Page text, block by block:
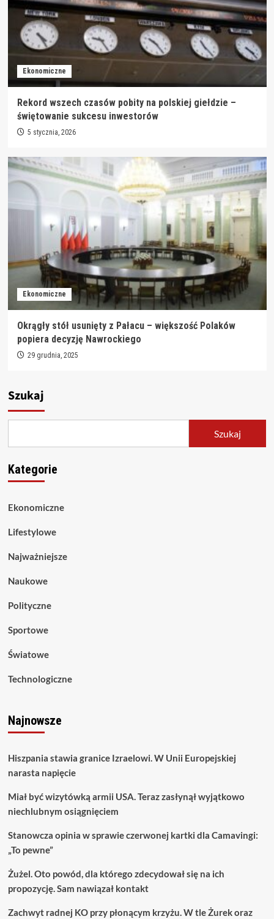
Ekonomiczne
Rekord wszech czasów pobity na polskiej giełdzie –
świętowanie sukcesu inwestorów
5 stycznia, 2026
Ekonomiczne
Okrągły stół usunięty z Pałacu – większość Polaków
popiera decyzję Nawrockiego
29 grudnia, 2025
Szukaj
Szukaj
Kategorie
Ekonomiczne
Lifestylowe
Najważniejsze
Naukowe
Polityczne
Sportowe
Światowe
Technologiczne
Najnowsze
Hiszpania stawia granice Izraelowi. W Unii Europejskiej
narasta napięcie
Miał być wizytówką armii USA. Teraz zasłynął wyjątkowo
niechlubnym osiągnięciem
Stanowcza opinia w sprawie czerwonej kartki dla Camavingi:
„To pewne”
Żużel. Oto powód, dla którego zdecydował się na ich
propozycję. Sam nawiązał kontakt
Zachwyt radnej KO przy płonącym krzyżu. W tle Żurek oraz